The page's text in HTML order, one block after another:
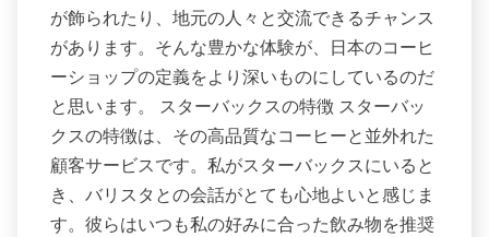
が飾られたり、地元の人々と交流できるチャンス
があります。そんな豊かな体験が、日本のコーヒ
ーショップの定義をより深いものにしているのだ
と思います。 スターバックスの特徴 スターバッ
クスの特徴は、その高品質なコーヒーと並外れた
顧客サービスです。私がスターバックスにいると
き、バリスタとの会話がとても心地よいと感じま
す。彼らはいつも私の好みに合った飲み物を推奨